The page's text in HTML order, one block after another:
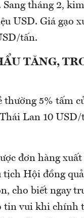
tháng 2,
USD. Giá gạo
tấn.
TĂNG,
5% tấm
Lan 10 USD/
đơn hàng
tịch Hội đồng
cho biết ngay
tin vui khi chính